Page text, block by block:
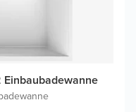
Einbaubadewanne